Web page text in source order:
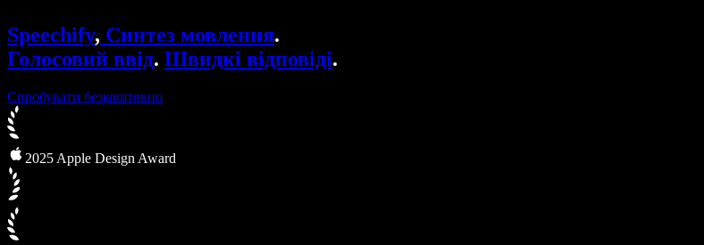
Speechify для розробників
Speechify, Синтез мовлення.
Голосовий ввід. Швидкі відповіді.
Спробувати безкоштовно
2025 Apple Design Award